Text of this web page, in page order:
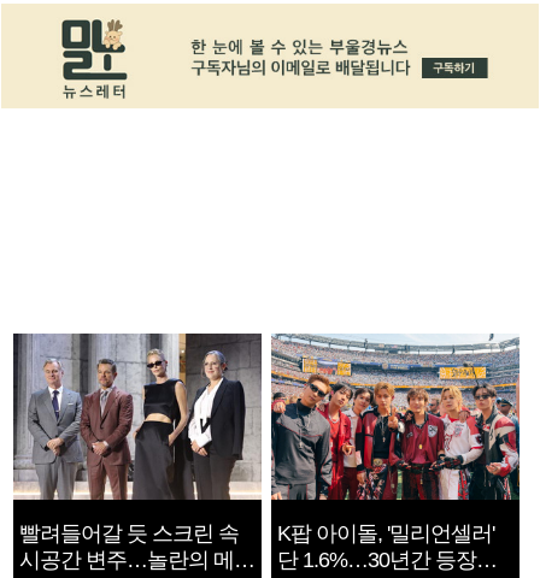
빨려들어갈 듯 스크린 속
시공간 변주…놀란의 메시
K팝 아이돌, '밀리언셀러'
단 1.6%…30년간 등장